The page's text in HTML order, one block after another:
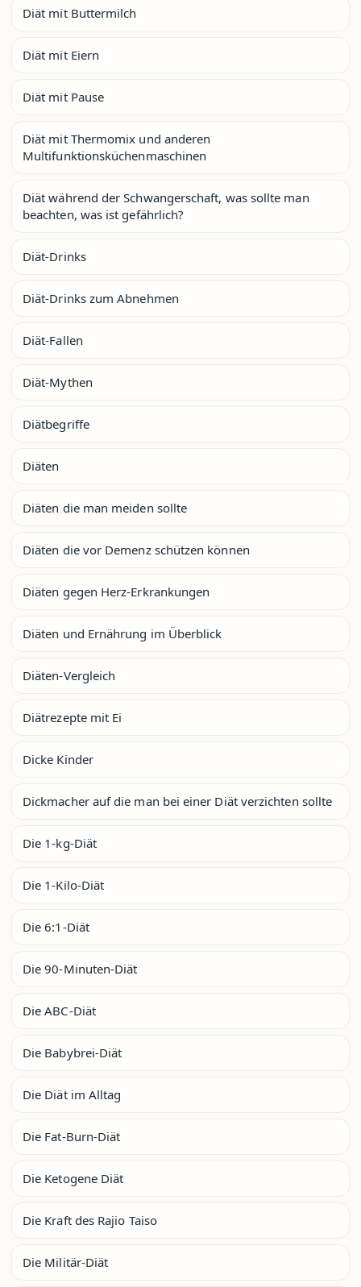
Diät mit Buttermilch
Diät mit Eiern
Diät mit Pause
Diät mit Thermomix und anderen
Multifunktionsküchenmaschinen
Diät während der Schwangerschaft, was sollte man
beachten, was ist gefährlich?
Diät-Drinks
Diät-Drinks zum Abnehmen
Diät-Fallen
Diät-Mythen
Diätbegriffe
Diäten
Diäten die man meiden sollte
Diäten die vor Demenz schützen können
Diäten gegen Herz-Erkrankungen
Diäten und Ernährung im Überblick
Diäten-Vergleich
Diätrezepte mit Ei
Dicke Kinder
Dickmacher auf die man bei einer Diät verzichten sollte
Die 1-kg-Diät
Die 1-Kilo-Diät
Die 6:1-Diät
Die 90-Minuten-Diät
Die ABC-Diät
Die Babybrei-Diät
Die Diät im Alltag
Die Fat-Burn-Diät
Die Ketogene Diät
Die Kraft des Rajio Taiso
Die Militär-Diät